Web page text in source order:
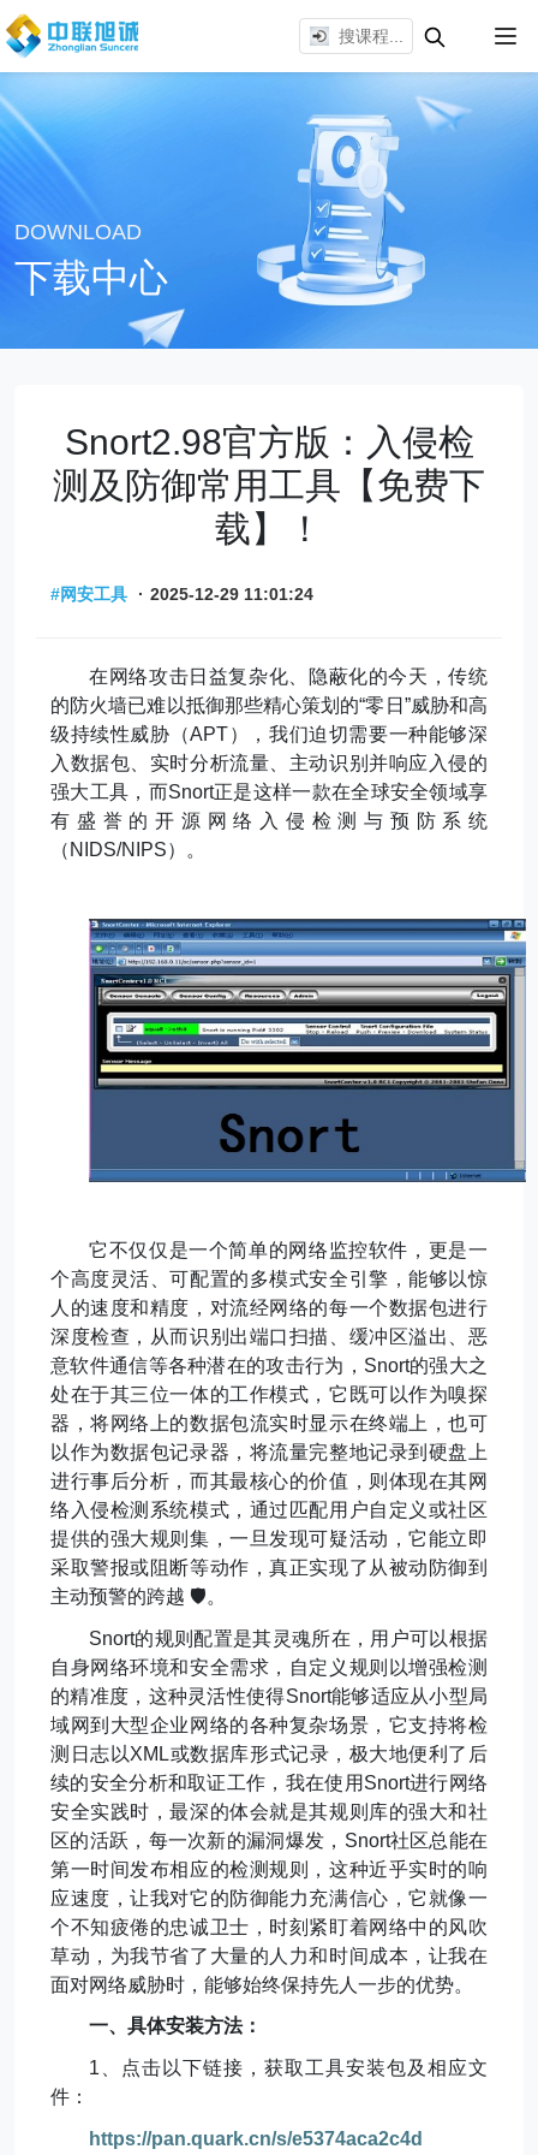
DOWNLOAD
下载中心
Snort2.98官方版：入侵检
测及防御常用工具【免费下
载】！
#网安工具 · 2025-12-29 11:01:24
在网络攻击日益复杂化、隐蔽化的今天，传统
的防火墙已难以抵御那些精心策划的“零日 ”威胁和高
级持续性威胁（APT），我们迫切需要一种能够深
入数据包、实时分析流量、主动识别并响应入侵的
强大工具，而Snort正是这样一款在全球安全领域享
有盛誉的开源网络入侵检测与预防系统
（ NIDS/NIPS）。
它不仅仅是一个简单的网络监控软件，更是一
个高度灵活、可配置的多模式安全引擎，能够以惊
人的速度和精度，对流经网络的每一个数据包进行
深度检查，从而识别出端口扫描、缓冲区溢出、恶
意软件通信等各种潜在的攻击行为， Snort的强大之
处在于其三位一体的工作模式，它既可以作为嗅探
器，将网络上的数据包流实时显示在终端上，也可
以作为数据包记录器，将流量完整地记录到硬盘上
进行事后分析，而其最核心的价值，则体现在其网
络入侵检测系统模式，通过匹配用户自定义或社区
提供的强大规则集，一旦发现可疑活动，它能立即
采取警报或阻断等动作，真正实现了从被动防御到
主动预警的跨越 🛡️。
Snort的规则配置是其灵魂所在，用户可以根据
自身网络环境和安全需求，自定义规则以增强检测
的精准度，这种灵活性使得Snort能够适应从小型局
域网到大型企业网络的各种复杂场景，它支持将检
测日志以XML或数据库形式记录，极大地便利了后
续的安全分析和取证工作，我在使用 Snort进行网络
安全实践时，最深的体会就是其规则库的强大和社
区的活跃，每一次新的漏洞爆发， Snort社区总能在
第一时间发布相应的检测规则，这种近乎实时的响
应速度，让我对它的防御能力充满信心，它就像一
个不知疲倦的忠诚卫士，时刻紧盯着网络中的风吹
草动，为我节省了大量的人力和时间成本，让我在
面对网络威胁时，能够始终保持先人一步的优势。
一、具体安装方法：
1 、点击以下链接，获取工具安装包及相应文
件：
https://pan.quark.cn/s/e5374aca2c4d